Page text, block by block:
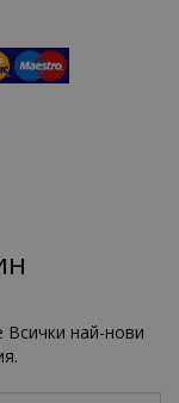
Всички най-нови